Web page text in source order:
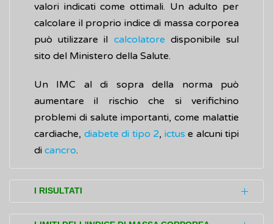
valori indicati come ottimali. Un adulto per
calcolare il proprio indice di massa corporea
può utilizzare il calcolatore disponibile sul
sito del Ministero della Salute.
Un IMC al di sopra della norma può
aumentare il rischio che si verifichino
problemi di salute importanti, come malattie
cardiache, diabete di tipo 2, ictus e alcuni tipi
di cancro.
I RISULTATI